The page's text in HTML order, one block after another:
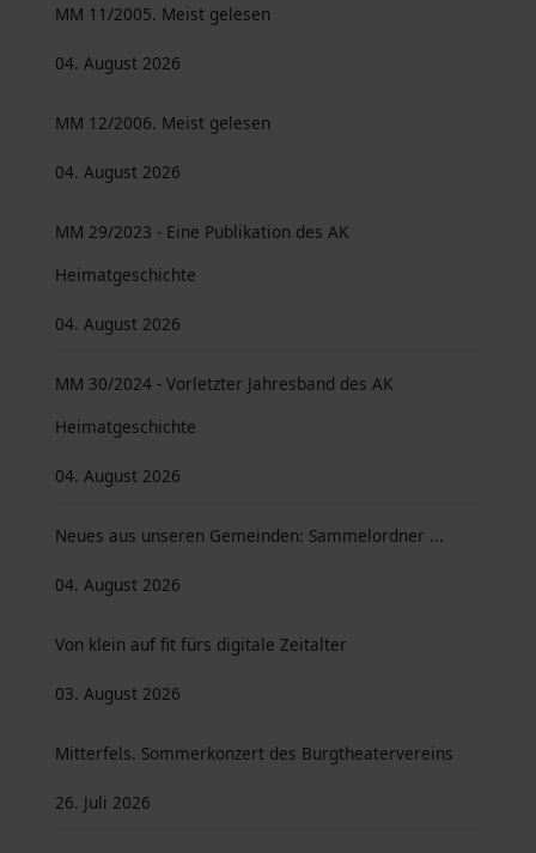
MM 11/2005. Meist gelesen
04. August 2026
MM 12/2006. Meist gelesen
04. August 2026
MM 29/2023 - Eine Publikation des AK
Heimatgeschichte
04. August 2026
MM 30/2024 - Vorletzter Jahresband des AK
Heimatgeschichte
04. August 2026
Neues aus unseren Gemeinden: Sammelordner ...
04. August 2026
Von klein auf fit fürs digitale Zeitalter
03. August 2026
Mitterfels. Sommerkonzert des Burgtheatervereins
26. Juli 2026